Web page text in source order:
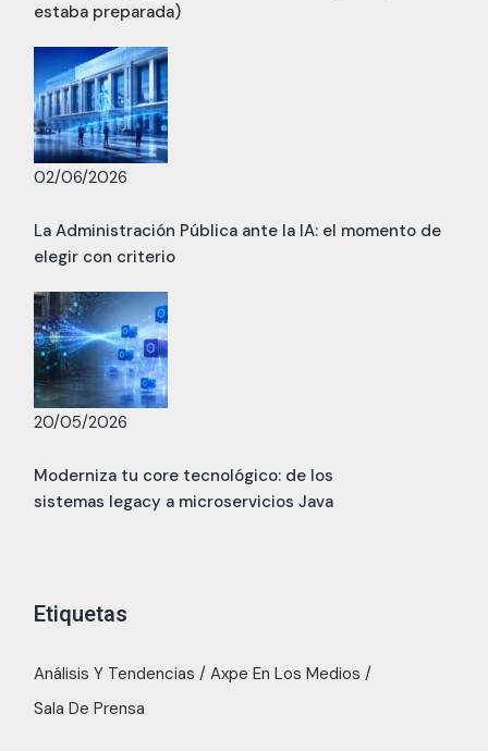
estaba preparada)
02/06/2026
La Administración Pública ante la IA: el momento de
elegir con criterio
20/05/2026
Moderniza tu core tecnológico: de los
sistemas legacy a microservicios Java
Etiquetas
Análisis Y Tendencias
Axpe En Los Medios
Sala De Prensa